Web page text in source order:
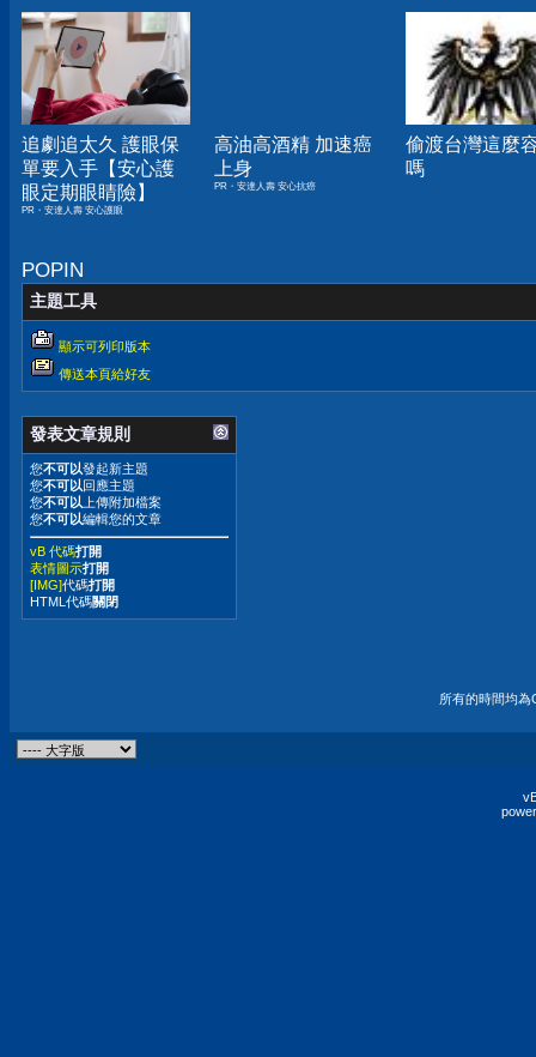
追劇追太久 護眼保
單要入手【安心護
眼定期眼睛險】
PR・安達人壽 安心護眼
高油高酒精 加速癌
上身
PR・安達人壽 安心抗癌
偷渡台灣這麼
嗎
POPIN
主題工具
顯示可列印版本
傳送本頁給好友
發表文章規則
您不可以發起新主題
您不可以 回應主題
您不可以 上傳附加檔案
您不可以編輯您的文章
vB 代碼打開
表情圖示打開
[IMG]代碼打開
HTML代碼關閉
所有的時間均為